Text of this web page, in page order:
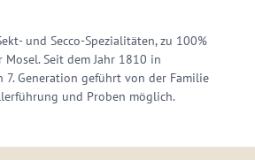
und Secco-Spezialitäten, zu 100%
Seit dem Jahr 1810 in
7. Generation geführt von der Familie
und Proben möglich.